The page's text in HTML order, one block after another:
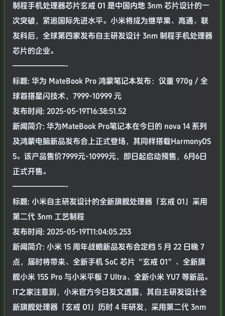
制程手机处理器芯片玄戒 O1 是中国内地 3nm 芯片设计的一
次突破，紧追国际先进水平。小米将成为继苹果、高通、联
发科后，全球第四家发布自主研发设计 3nm 制程手机处理器
芯片的企业。
———————-
标题: 华为 MateBook Pro 鸿蒙笔记本发布：仅重 970g / 全
球首搭星闪技术，7999-10999 元
发布时间: 2025-05-19T16:38:51.52
新闻简介: 华为MateBook Pro笔记本在今日的 nova 14 系列
及鸿蒙电脑新品发布会上正式登场，其同样搭载HarmonyOS
5。该产品售价7999元-10999元，即日起启动预售，6月6日
正式开售。
———————-
标题: 小米自主研发设计的全新旗舰处理器「玄戒 O1」采用
第二代 3nm 工艺制程
发布时间: 2025-05-19T11:04:05.253
新闻简介: 小米 15 周年战略新品发布会定档 5 月 22 日晚 7
点，届时将带来、全新手机 SoC 芯片“玄戒 O1”、全新旗
舰小米 15S Pro 与小米平板 7 Ultra、全新小米 YU7 等新品。
IT之家注意到，小米官方今日发文透露，其自主研发设计全
新旗舰处理器「玄戒 O1」历时 4 年研发，采用第二代 3nm